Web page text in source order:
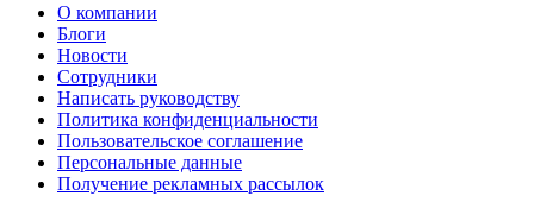
О компании
Блоги
Новости
Сотрудники
Написать руководству
Политика конфиденциальности
Пользовательское соглашение
Персональные данные
Получение рекламных рассылок